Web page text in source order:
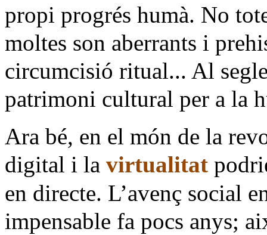
propi progrés humà. No
moltes son aberrants i
circumcisió ritual... Al
patrimoni cultural per a la
Ara bé, en el món de la
digital i la virtualitat
en directe. L’avenç social
impensable fa pocs anys;